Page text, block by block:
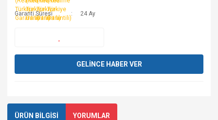
Garanti Süresi 24 Ay
GELİNCE HABER VER
ÜRÜN BİLGİSİ YORUMLAR